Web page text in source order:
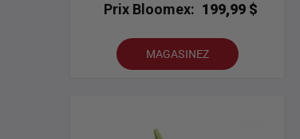
Prix Bloomex: 199,99 $
MAGASINEZ